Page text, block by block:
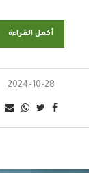
أكمل القراءة
2024-10-28